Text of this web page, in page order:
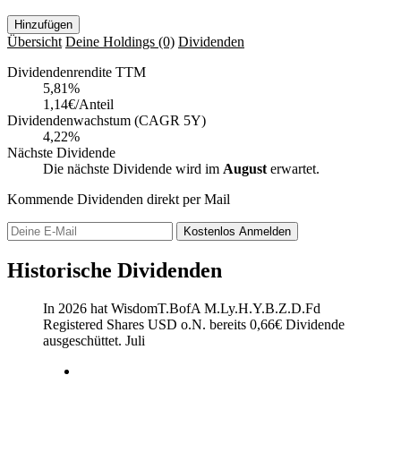
Hinzufügen
Übersicht Deine Holdings (0) Dividenden
Dividendenrendite TTM
5,81%
1,14€/Anteil
Dividendenwachstum (CAGR 5Y)
4,22%
Nächste Dividende
Die nächste Dividende wird im August erwartet.
Kommende Dividenden direkt per Mail
Kostenlos Anmelden
Historische Dividenden
In 2026 hat WisdomT.BofA M.Ly.H.Y.B.Z.D.Fd
Registered Shares USD o.N. bereits 0,66€ Dividende
ausgeschüttet. Juli